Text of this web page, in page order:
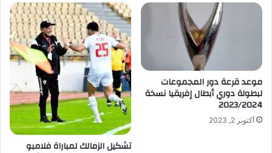
موعد قرعة دور المجموعات
لبطولة دوري أبطال إفريقيا نسخة
2023/2024
أكتوبر 2, 2023
تشكيل الزمالك لمباراة فلامبو